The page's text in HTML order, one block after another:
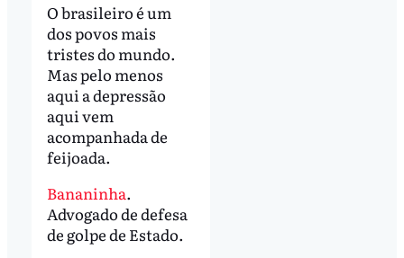
O brasileiro é um
dos povos mais
tristes do mundo.
Mas pelo menos
aqui a depressão
aqui vem
acompanhada de
feijoada.
Bananinha.
Advogado de defesa
de golpe de Estado.